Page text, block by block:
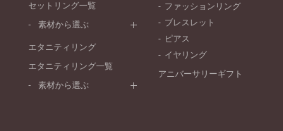
ゴージャス
20万円～30万円
10万円～20万円
セットリング一覧
素材から選ぶ
プラチナ
ペールブラウンゴールド
エタニティリング
エタニティリング一覧
素材から選ぶ
ファッションリング
ブレスレット
ピアス
イヤリング
アニバーサリーギフト